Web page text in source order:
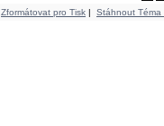
Zformátovat pro Tisk | Stáhnout Téma